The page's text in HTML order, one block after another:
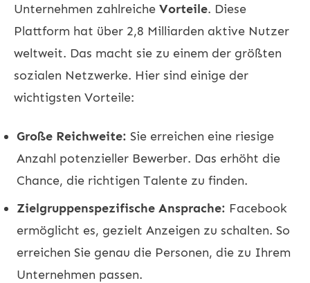
Unternehmen zahlreiche Vorteile. Diese
Plattform hat über 2,8 Milliarden aktive Nutzer
weltweit. Das macht sie zu einem der größten
sozialen Netzwerke. Hier sind einige der
wichtigsten Vorteile:
Große Reichweite: Sie erreichen eine riesige
Anzahl potenzieller Bewerber. Das erhöht die
Chance, die richtigen Talente zu finden.
Zielgruppenspezifische Ansprache: Facebook
ermöglicht es, gezielt Anzeigen zu schalten. So
erreichen Sie genau die Personen, die zu Ihrem
Unternehmen passen.